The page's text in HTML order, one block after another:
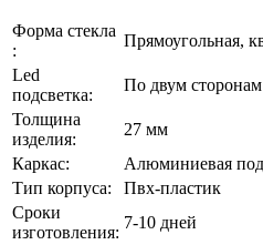
Форма стекла
:
Прямоугольная,
Led
подсветка:
По двум сторонам
Толщина
изделия:
27 мм
Каркаc:
Алюминиевая
Тип корпуса:
Пвх-пластик
Сроки
изготовления:
7-10 дней